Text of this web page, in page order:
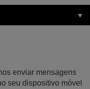
enviar mensagens
seu dispositivo móvel